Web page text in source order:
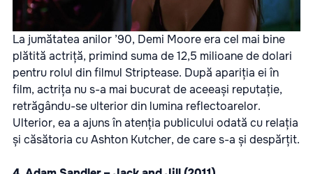
La jumătatea anilor ’90, Demi Moore era cel mai bine
plătită actriță, primind suma de 12,5 milioane de dolari
pentru rolul din filmul Striptease. După apariția ei în
film, actrița nu s-a mai bucurat de aceeași reputație,
retrăgându-se ulterior din lumina reflectoarelor.
Ulterior, ea a ajuns în atenția publicului odată cu relația
și căsătoria cu Ashton Kutcher, de care s-a și despărțit.